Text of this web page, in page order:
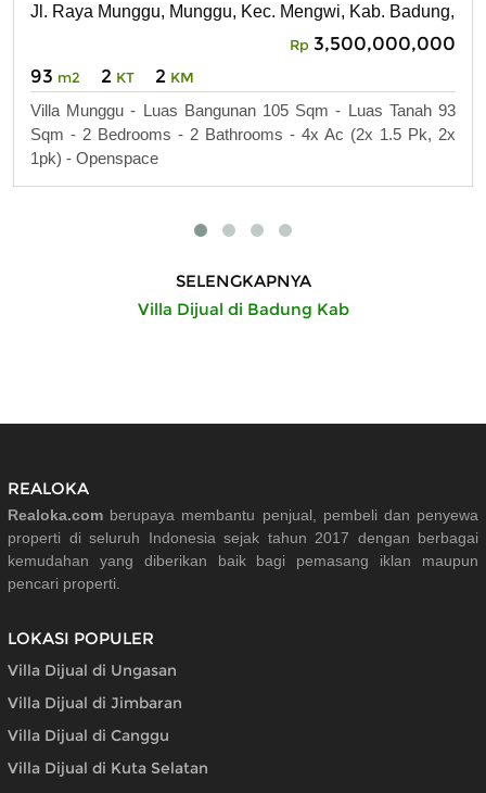
Jl. Raya Munggu, Munggu, Kec. Mengwi, Kab. Badung,
Rp 3,500,000,000
93 m2 2 KT 2 KM
Villa Munggu - Luas Bangunan 105 Sqm - Luas Tanah 93
Sqm - 2 Bedrooms - 2 Bathrooms - 4x Ac (2x 1.5 Pk, 2x
1pk) - Openspace
SELENGKAPNYA
Villa Dijual di Badung Kab
REALOKA
Realoka.com berupaya membantu penjual, pembeli dan penyewa
properti di seluruh Indonesia sejak tahun 2017 dengan berbagai
kemudahan yang diberikan baik bagi pemasang iklan maupun
pencari properti.
LOKASI POPULER
Villa Dijual di Ungasan
Villa Dijual di Jimbaran
Villa Dijual di Canggu
Villa Dijual di Kuta Selatan